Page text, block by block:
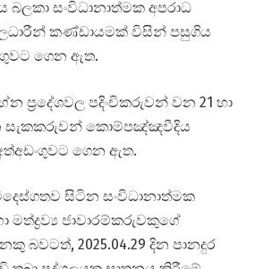
සංවිධානාත්මක අපරාධ
කණ්ඩායමක් විසින් පසුගිය
ගෙන ඇත.
ප්‍රදේශවල පදිංචිකරුවන් වන 21 හා
සැකකරුවන් කොම්පඤ්ඤවීදිය
ගෙන ඇත.
සිටින සංවිධානාත්මක
මත්ද්‍රව්‍ය ජාවාරම්කරුවකුගේ
බවටත්, 2025.04.29 දින පානදුර